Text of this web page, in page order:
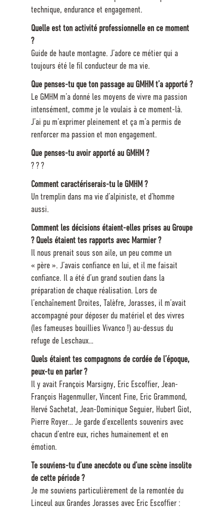
technique, endurance et engagement.
Quelle est ton activité professionnelle en ce moment
?
Guide de haute montagne. J’adore ce métier qui a
toujours été le fil conducteur de ma vie.
Que penses-tu que ton passage au GMHM t’a apporté ?
Le GMHM m’a donné les moyens de vivre ma passion
intensément, comme je le voulais à ce moment-là.
J’ai pu m’exprimer pleinement et ça m’a permis de
renforcer ma passion et mon engagement.
Que penses-tu avoir apporté au GMHM ?
? ? ?
Comment caractériserais-tu le GMHM ?
Un tremplin dans ma vie d’alpiniste, et d’homme
aussi.
Comment les décisions étaient-elles prises au Groupe
? Quels étaient tes rapports avec Marmier ?
Il nous prenait sous son aile, un peu comme un
« père ». J’avais confiance en lui, et il me faisait
confiance. Il a été d’un grand soutien dans la
préparation de chaque réalisation. Lors de
l’enchaînement Droites, Talèfre, Jorasses, il m’avait
accompagné pour déposer du matériel et des vivres
(les fameuses bouillies Vivanco !) au-dessus du
refuge de Leschaux…
Quels étaient tes compagnons de cordée de l’époque,
peux-tu en parler ?
Il y avait François Marsigny, Eric Escoffier, Jean-
François Hagenmuller, Vincent Fine, Eric Grammond,
Hervé Sachetat, Jean-Dominique Seguier, Hubert Giot,
Pierre Royer… Je garde d’excellents souvenirs avec
chacun d’entre eux, riches humainement et en
émotion.
Te souviens-tu d’une anecdote ou d’une scène insolite
de cette période ?
Je me souviens particulièrement de la remontée du
Linceul aux Grandes Jorasses avec Eric Escoffier :